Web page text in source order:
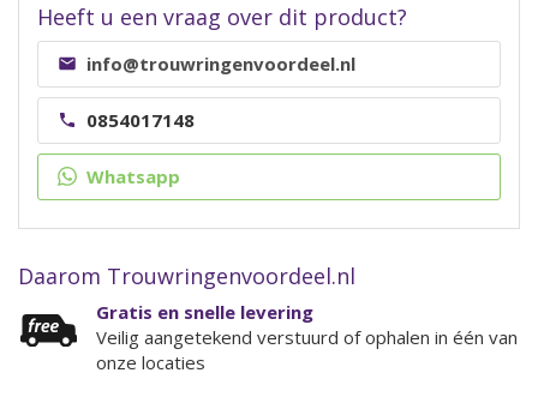
Heeft u een vraag over dit product?
info@trouwringenvoordeel.nl
0854017148
Whatsapp
Daarom Trouwringenvoordeel.nl
Gratis en snelle levering
Veilig aangetekend verstuurd of ophalen in één van
onze locaties